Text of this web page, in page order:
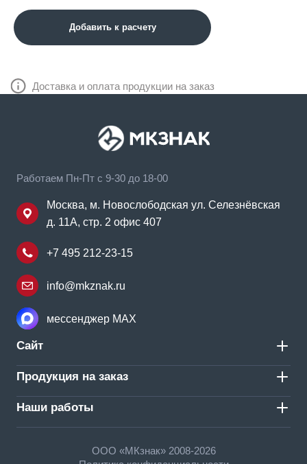
Добавить к расчету
Доставка и оплата продукции на заказ
Работаем Пн-Пт с 9-30 до 18-00
Москва, м. Новослободская ул. Селезнёвская
д. 11А, стр. 2 офис 407
+7 495 212-23-15
info@mkznak.ru
мессенджер MAX
Сайт
Продукция на заказ
Наши работы
ООО «МКзнак» 2008-2026